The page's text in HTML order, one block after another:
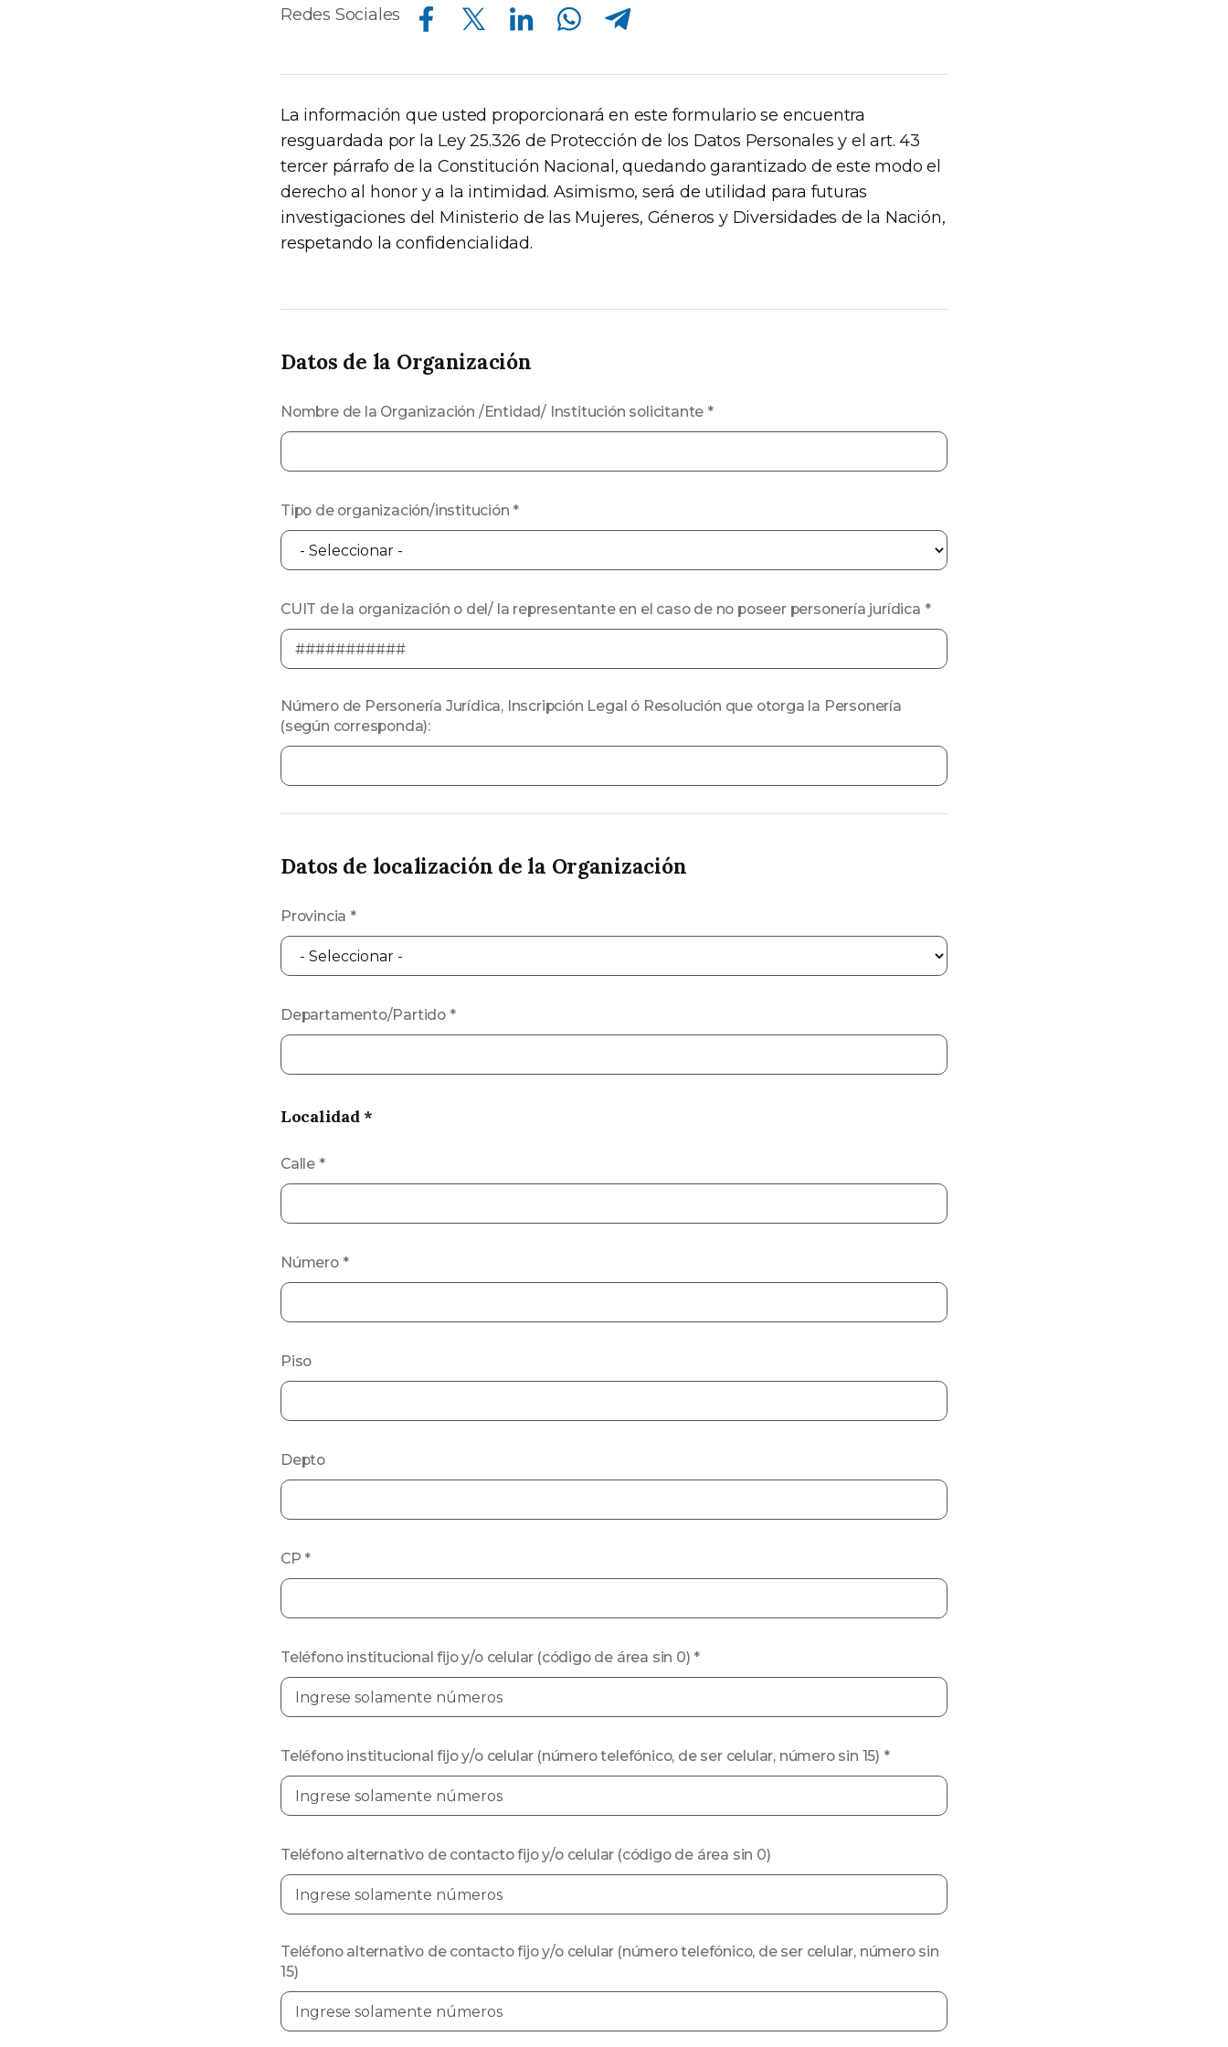
Redes Sociales Compartir en Facebook Compartir en Twitter Compartir en Linkedin Compartir en Whatsapp Compartir en Telegram
La información que usted proporcionará en este formulario se encuentra
resguardada por la Ley 25.326 de Protección de los Datos Personales y el art. 43
tercer párrafo de la Constitución Nacional, quedando garantizado de este modo el
derecho al honor y a la intimidad. Asimismo, será de utilidad para futuras
investigaciones del Ministerio de las Mujeres, Géneros y Diversidades de la Nación,
respetando la confidencialidad.
Datos de la Organización
Nombre de la Organización /Entidad/ Institución solicitante *
Tipo de organización/institución *
CUIT de la organización o del/ la representante en el caso de no poseer personería jurídica *
Número de Personería Jurídica, Inscripción Legal ó Resolución que otorga la Personería
(según corresponda):
Datos de localización de la Organización
Provincia *
Departamento/Partido *
Localidad *
Calle *
Número *
Piso
Depto
CP *
Teléfono institucional fijo y/o celular (código de área sin 0) *
Teléfono institucional fijo y/o celular (número telefónico, de ser celular, número sin 15) *
Teléfono alternativo de contacto fijo y/o celular (código de área sin 0)
Teléfono alternativo de contacto fijo y/o celular (número telefónico, de ser celular, número sin
15)